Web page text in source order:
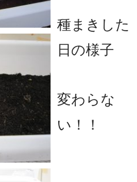
種まきした
日の様子
変わらな
い！！